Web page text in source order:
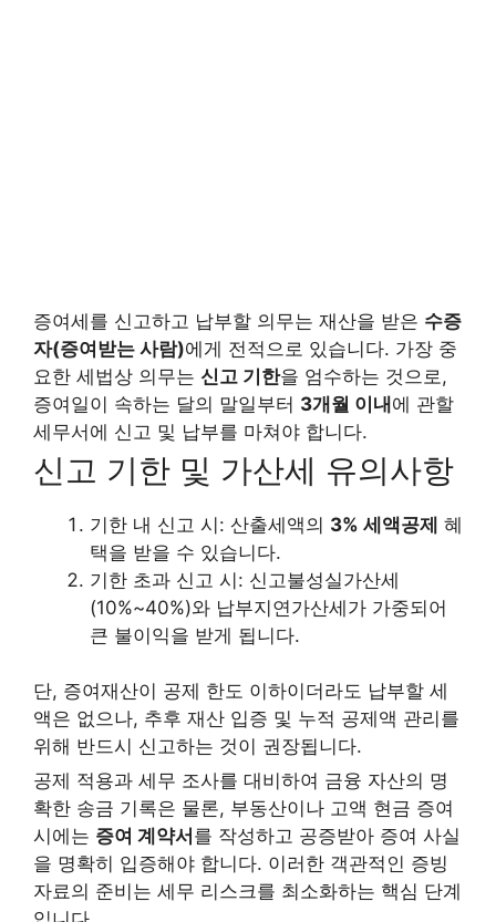
증여세를 신고하고 납부할 의무는 재산을 받은 수증
자(증여받는 사람)에게 전적으로 있습니다. 가장 중
요한 세법상 의무는 신고 기한을 엄수하는 것으로,
증여일이 속하는 달의 말일부터 3개월 이내에 관할
세무서에 신고 및 납부를 마쳐야 합니다.
신고 기한 및 가산세 유의사항
기한 내 신고 시: 산출세액의 3% 세액공제 혜
택을 받을 수 있습니다.
기한 초과 신고 시: 신고불성실가산세
(10%~40%)와 납부지연가산세가 가중되어
큰 불이익을 받게 됩니다.
단, 증여재산이 공제 한도 이하이더라도 납부할 세
액은 없으나, 추후 재산 입증 및 누적 공제액 관리를
위해 반드시 신고하는 것이 권장됩니다.
공제 적용과 세무 조사를 대비하여 금융 자산의 명
확한 송금 기록은 물론, 부동산이나 고액 현금 증여
시에는 증여 계약서를 작성하고 공증받아 증여 사실
을 명확히 입증해야 합니다. 이러한 객관적인 증빙
자료의 준비는 세무 리스크를 최소화하는 핵심 단계